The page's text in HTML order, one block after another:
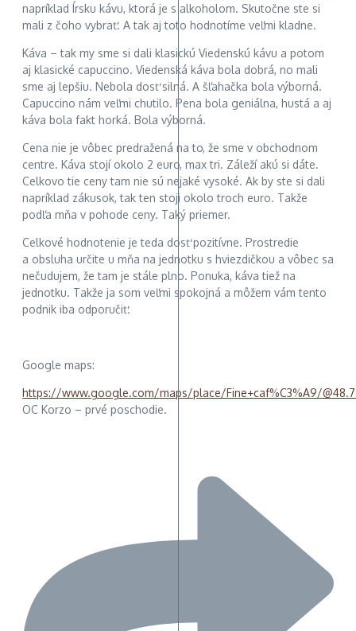
napríklad Írsku kávu, ktorá je s alkoholom. Skutočne ste si
mali z čoho vybrať. A tak aj toto hodnotíme veľmi kladne.
Káva – tak my sme si dali klasickú Viedenskú kávu a potom
aj klasické capuccino. Viedenská káva bola dobrá, no mali
sme aj lepšiu. Nebola dosť silná. A šľahačka bola výborná.
Capuccino nám veľmi chutilo. Pena bola geniálna, hustá a aj
káva bola fakt horká. Bola výborná.
Cena nie je vôbec predražená na to, že sme v obchodnom
centre. Káva stojí okolo 2 euro, max tri. Záleží akú si dáte.
Celkovo tie ceny tam nie sú nejaké vysoké. Ak by ste si dali
napríklad zákusok, tak ten stoji okolo troch euro. Takže
podľa mňa v pohode ceny. Taký priemer.
Celkové hodnotenie je teda dosť pozitívne. Prostredie
a obsluha určite u mňa na jednotku s hviezdičkou a vôbec sa
nečudujem, že tam je stále plno. Ponuka, káva tiež na
jednotku. Takže ja som veľmi spokojná a môžem vám tento
podnik iba odporučiť.
Google maps:
https://www.google.com/maps/place/Fine+caf%C3%A9/
OC Korzo – prvé poschodie.